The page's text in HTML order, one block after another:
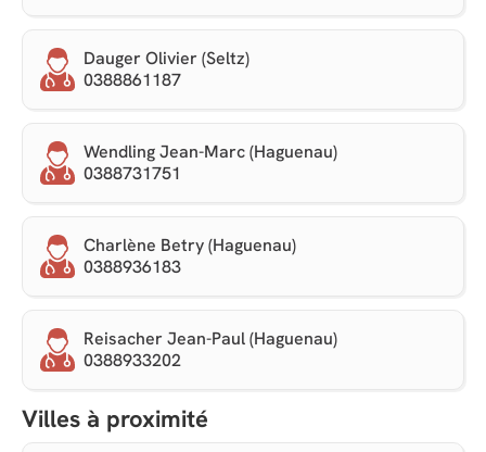
Dauger Olivier (Seltz)
0388861187
Wendling Jean-Marc (Haguenau)
0388731751
Charlène Betry (Haguenau)
0388936183
Reisacher Jean-Paul (Haguenau)
0388933202
Villes à proximité